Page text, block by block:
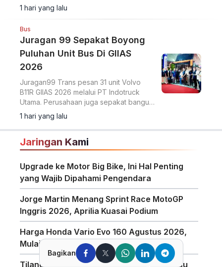
1 hari yang lalu
Bus
Juragan 99 Sepakat Boyong
Puluhan Unit Bus Di GIIAS
2026
Juragan99 Trans pesan 31 unit Volvo
B11R GIIAS 2026 melalui PT Indotruck
Utama. Perusahaan juga sepakat bangun
dua unit double decker berbasis sasis
Scania K450CB untuk layanan AKAP
premium.
1 hari yang lalu
Jaringan Kami
Upgrade ke Motor Big Bike, Ini Hal Penting
yang Wajib Dipahami Pengendara
Jorge Martin Menang Sprint Race MotoGP
Inggris 2026, Aprilia Kuasai Podium
Harga Honda Vario Evo 160 Agustus 2026,
Mulai Rp28,5 Juta
Tilang Manual Berlaku? Polisi Tegaskan Isu
Bagikan